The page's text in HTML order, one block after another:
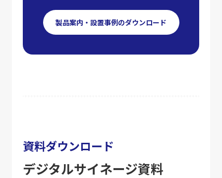
製品案内・設置事例のダウンロード
資料ダウンロード
デジタルサイネージ資料